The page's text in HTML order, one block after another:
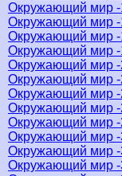
Окружающий мир -
Окружающий мир -
Окружающий мир -
Окружающий мир -
Окружающий мир -
Окружающий мир -
Окружающий мир -
Окружающий мир -
Окружающий мир -
Окружающий мир -
Окружающий мир -
Окружающий мир -